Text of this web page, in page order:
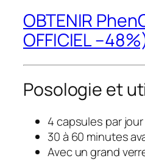
OBTENIR
OFFICIEL
Posologie et
4 capsules par jour
30 à 60 minutes
Avec un grand